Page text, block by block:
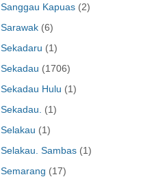
Sanggau Kapuas (2)
Sarawak (6)
Sekadaru (1)
Sekadau (1706)
Sekadau Hulu (1)
Sekadau.
(1)
Selakau (1)
Selakau. Sambas (1)
Semarang (17)